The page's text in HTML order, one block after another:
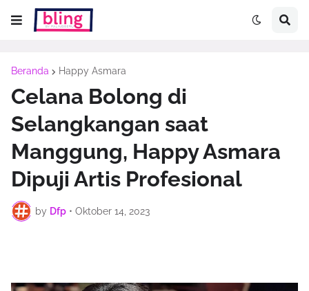
Beranda Happy Asmara
Celana Bolong di
Selangkangan saat
Manggung, Happy Asmara
Dipuji Artis Profesional
by Dfp • Oktober 14, 2023